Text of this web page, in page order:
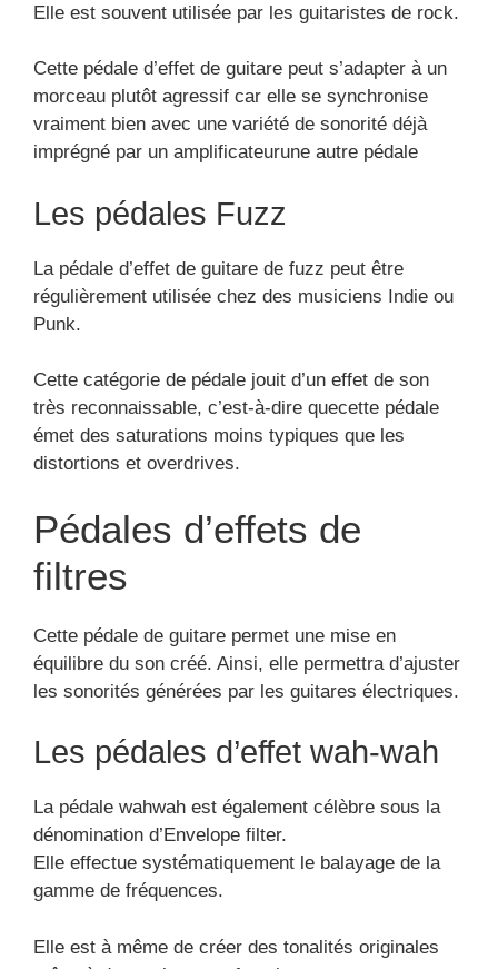
Elle est souvent utilisée par les guitaristes de rock.
Cette pédale d’effet de guitare peut s’adapter à un
morceau plutôt agressif car elle se synchronise
vraiment bien avec une variété de sonorité déjà
imprégné par un amplificateurune autre pédale
Les pédales Fuzz
La pédale d’effet de guitare de fuzz peut être
régulièrement utilisée chez des musiciens Indie ou
Punk.
Cette catégorie de pédale jouit d’un effet de son
très reconnaissable, c’est-à-dire quecette pédale
émet des saturations moins typiques que les
distortions et overdrives.
Pédales d’effets de
filtres
Cette pédale de guitare permet une mise en
équilibre du son créé. Ainsi, elle permettra d’ajuster
les sonorités générées par les guitares électriques.
Les pédales d’effet wah-wah
La pédale wahwah est également célèbre sous la
dénomination d’Envelope filter.
Elle effectue systématiquement le balayage de la
gamme de fréquences.
Elle est à même de créer des tonalités originales